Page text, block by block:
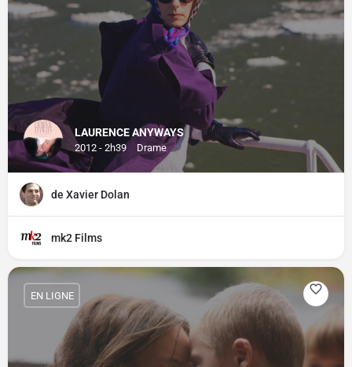
LAURENCE ANYWAYS
2012 - 2h39 Drame
de Xavier Dolan
mk2 Films
EN LIGNE